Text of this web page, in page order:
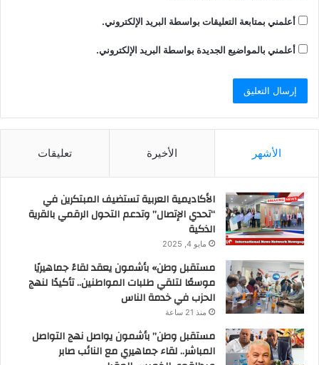
أعلمني بمتابعة التعليقات بواسطة البريد الإلكتروني.
أعلمني بالمواضيع الجديدة بواسطة البريد الإلكتروني.
الأشهر الأخيرة تعليقات
الأكاديمية العربية تستضيف المبتكرين في
“تحدي الإتصال” وتدعم التحول الرقمي بالقرية
الذكية
مايو 4, 2025
مستقبل وطن» بأشمون يعقد لقاءً جماهيريًا
موسعًا لتلقي طلبات المواطنين.. تأكيدًا لنهج
الحزب في خدمة الناس
منذ 21 ساعة
مستقبل وطن” بأشمون يواصل نهج التواصل
المباشر.. لقاء جماهيري مع النائب صابر